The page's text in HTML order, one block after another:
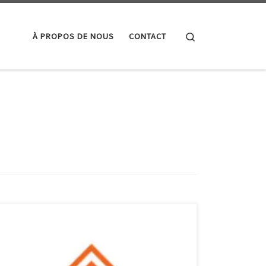
À PROPOS DE NOUS CONTACT
Magento : Optimisez votre site e-commerce pour les
moteurs de recherche Le référencement d’un site e-